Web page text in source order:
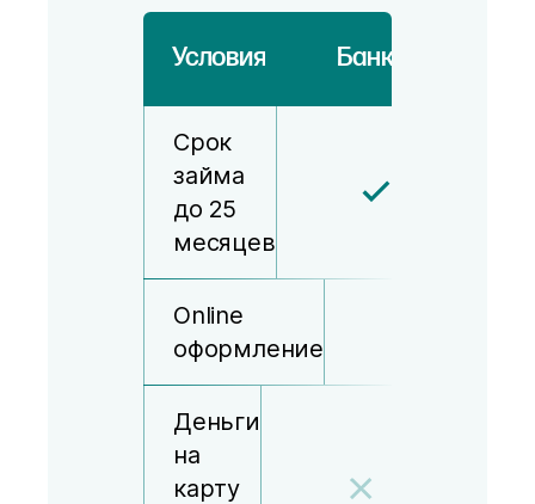
Условия Банк
Срок
займа
до 25
месяцев
Online
оформление
Деньги
на
карту